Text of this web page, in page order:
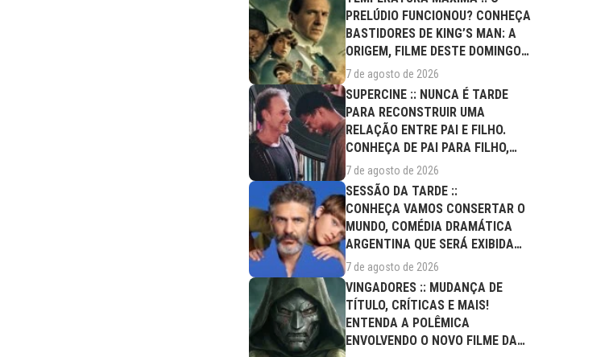
PRELÚDIO FUNCIONOU? CONHEÇA
BASTIDORES DE KING’S MAN: A
ORIGEM, FILME DESTE DOMINGO
(09/08)
7 de agosto de 2026
SUPERCINE :: NUNCA É TARDE
PARA RECONSTRUIR UMA
RELAÇÃO ENTRE PAI E FILHO.
CONHEÇA DE PAI PARA FILHO,
FILME DESTE...
7 de agosto de 2026
SESSÃO DA TARDE ::
CONHEÇA VAMOS CONSERTAR O
MUNDO, COMÉDIA DRAMÁTICA
ARGENTINA QUE SERÁ EXIBIDA
NESTA SEXTA (07/08)
7 de agosto de 2026
VINGADORES :: MUDANÇA DE
TÍTULO, CRÍTICAS E MAIS!
ENTENDA A POLÊMICA
ENVOLVENDO O NOVO FILME DA